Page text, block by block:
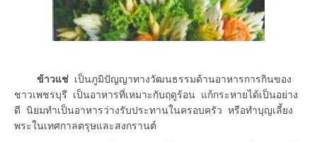
ข้าวแช่ เป็นภูมิปัญญาทางวัฒนธรรมด้านอาหารการกินของ
ชาวเพชรบุรี เป็นอาหารที่เหมาะกับฤดูร้อน แก้กระหายได้เป็นอย่าง
ดี นิยมทำเป็นอาหารว่างรับประทานในครอบครัว หรือทำบุญเลี้ยง
พระในเทศกาลตรุษและสงกรานต์